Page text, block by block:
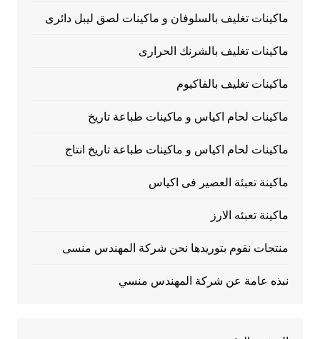
ماكينات تغليف بالسلوفان و ماكينات لصق ليبل دائرى
ماكينات تغليف بالشرنك الحرارى
ماكينات تغليف بالفاكيوم
ماكينات لحام اكياس و ماكينات طباعة تاريخ
ماكينات لحام اكياس و ماكينات طباعة تاريخ انتاج
ماكينة تعبئة العصير فى اكياس
ماكينة تعبئه الارز
منتجات نقوم بتوريدها نحن شركة المهندس منسى
نبذه عامة عن شركة المهندس منسي